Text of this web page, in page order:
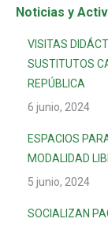
Noticias y
VISITAS
SUSTITUTOS
REPÚBLICA
6 junio, 2024
ESPACIOS
MODALIDAD
5 junio, 2024
SOCIALIZAN